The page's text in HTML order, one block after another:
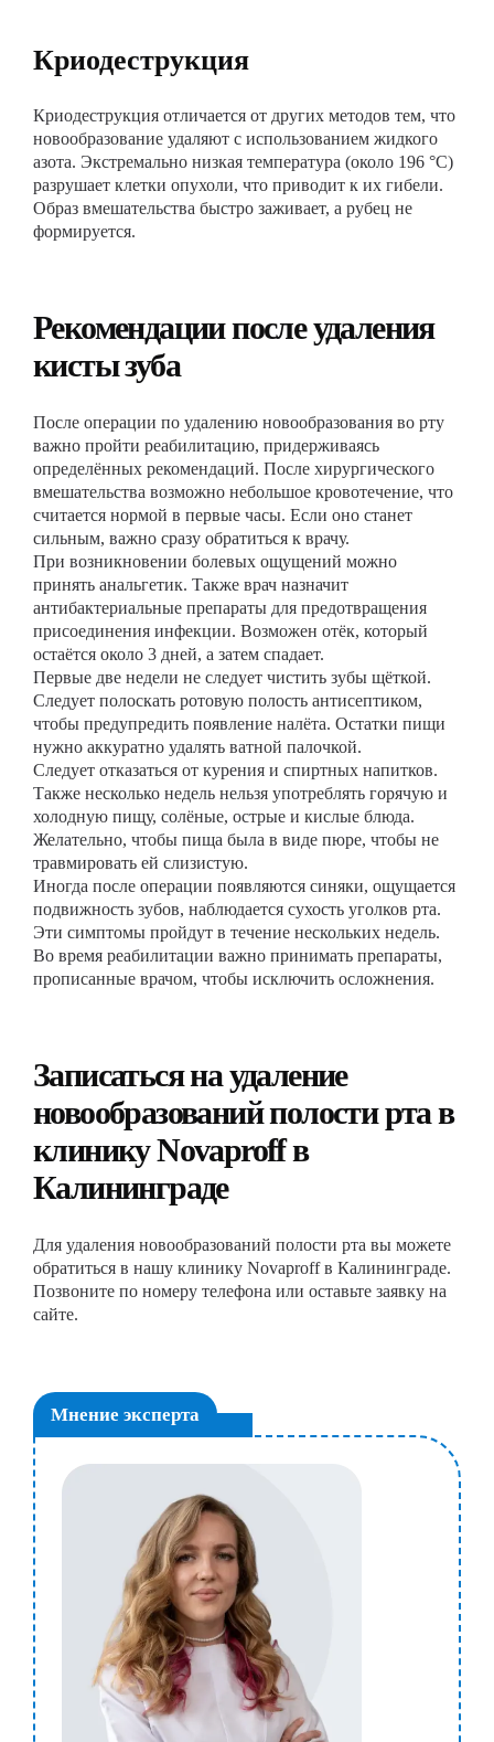
Криодеструкция
Криодеструкция отличается от других методов тем, что
новообразование удаляют с использованием жидкого
азота. Экстремально низкая температура (около 196 °С)
разрушает клетки опухоли, что приводит к их гибели.
Образ вмешательства быстро заживает, а рубец не
формируется.
Рекомендации после удаления
кисты зуба
После операции по удалению новообразования во рту
важно пройти реабилитацию, придерживаясь
определённых рекомендаций. После хирургического
вмешательства возможно небольшое кровотечение, что
считается нормой в первые часы. Если оно станет
сильным, важно сразу обратиться к врачу.
При возникновении болевых ощущений можно
принять анальгетик. Также врач назначит
антибактериальные препараты для предотвращения
присоединения инфекции. Возможен отёк, который
остаётся около 3 дней, а затем спадает.
Первые две недели не следует чистить зубы щёткой.
Следует полоскать ротовую полость антисептиком,
чтобы предупредить появление налёта. Остатки пищи
нужно аккуратно удалять ватной палочкой.
Следует отказаться от курения и спиртных напитков.
Также несколько недель нельзя употреблять горячую и
холодную пищу, солёные, острые и кислые блюда.
Желательно, чтобы пища была в виде пюре, чтобы не
травмировать ей слизистую.
Иногда после операции появляются синяки, ощущается
подвижность зубов, наблюдается сухость уголков рта.
Эти симптомы пройдут в течение нескольких недель.
Во время реабилитации важно принимать препараты,
прописанные врачом, чтобы исключить осложнения.
Записаться на удаление
новообразований полости рта в
клинику Novaproff в
Калининграде
Для удаления новообразований полости рта вы можете
обратиться в нашу клинику Novaproff в Калининграде.
Позвоните по номеру телефона или оставьте заявку на
сайте.
Мнение эксперта